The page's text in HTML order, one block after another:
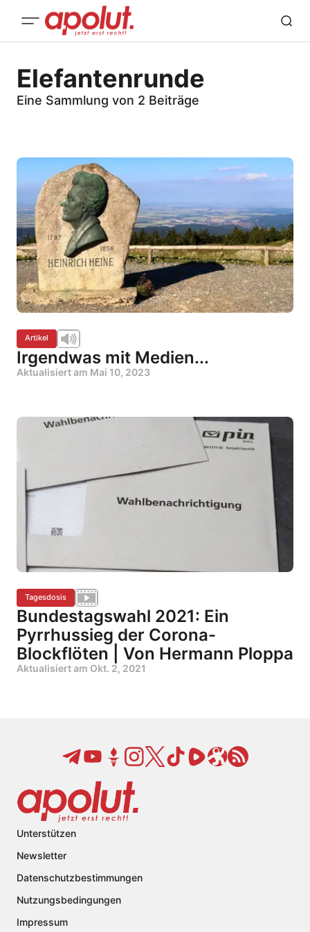
Elefantenrunde
Eine Sammlung von 2 Beiträge
Artikel
Irgendwas mit Medien...
Aktualisiert am Mai 10, 2023
Tagesdosis
Bundestagswahl 2021: Ein
Pyrrhussieg der Corona-
Blockflöten | Von Hermann Ploppa
Aktualisiert am Okt. 2, 2021
Unterstützen
Newsletter
Datenschutzbestimmungen
Nutzungsbedingungen
Impressum